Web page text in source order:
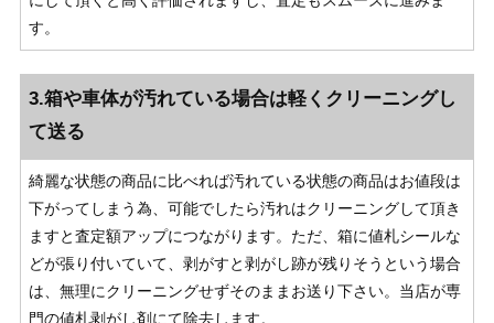
す。
3.箱や車体が汚れている場合は軽くクリーニングし
て送る
綺麗な状態の商品に比べれば汚れている状態の商品はお値段は
下がってしまう為、可能でしたら汚れはクリーニングして頂き
ますと査定額アップにつながります。ただ、箱に値札シールな
どが張り付いていて、剥がすと剥がし跡が残りそうという場合
は、無理にクリーニングせずそのままお送り下さい。当店が専
門の値札剥がし剤にて除去します。